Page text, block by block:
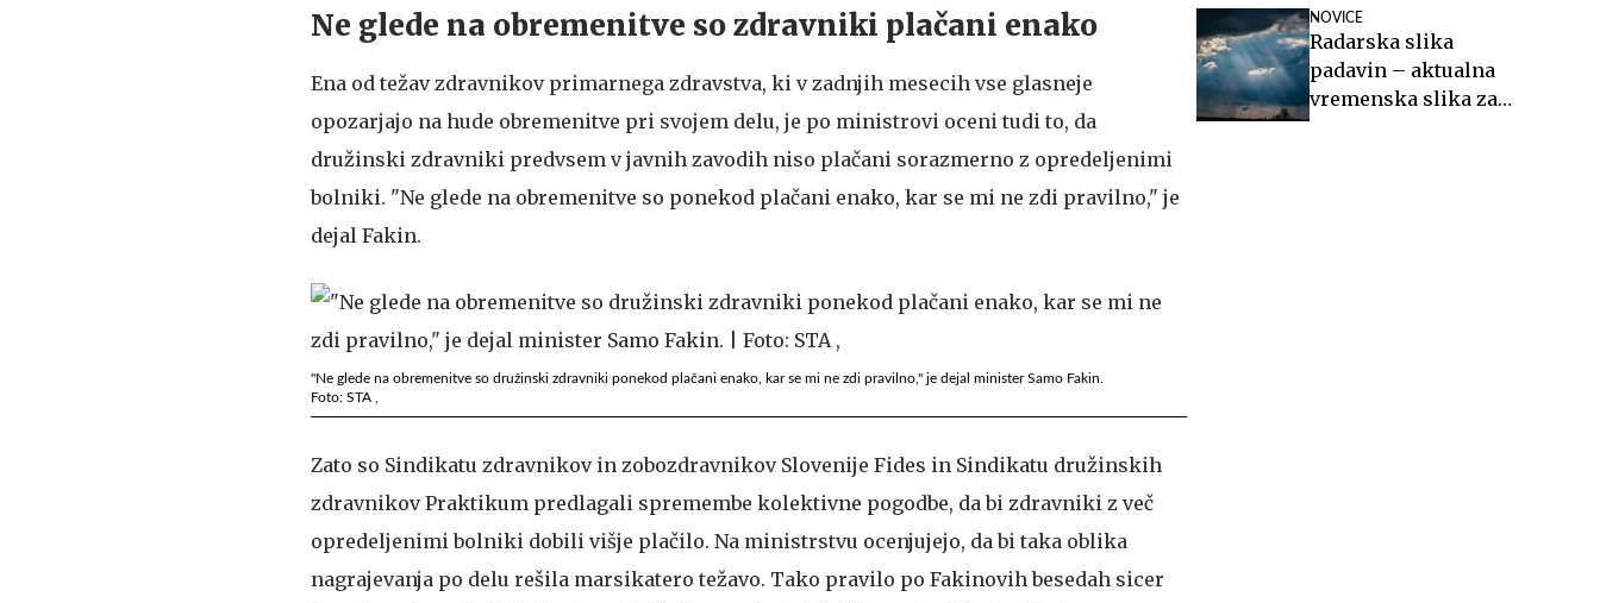
Ne glede na obremenitve so zdravniki plačani enako
Ena od težav zdravnikov primarnega zdravstva, ki v zadnjih mesecih vse glasneje
opozarjajo na hude obremenitve pri svojem delu, je po ministrovi oceni tudi to, da
družinski zdravniki predvsem v javnih zavodih niso plačani sorazmerno z opredeljenimi
bolniki. "Ne glede na obremenitve so ponekod plačani enako, kar se mi ne zdi pravilno," je
dejal Fakin.
"Ne glede na obremenitve so družinski zdravniki ponekod plačani enako, kar se mi ne zdi pravilno," je dejal minister Samo Fakin.
Foto: STA ,
Zato so Sindikatu zdravnikov in zobozdravnikov Slovenije Fides in Sindikatu družinskih
zdravnikov Praktikum predlagali spremembe kolektivne pogodbe, da bi zdravniki z več
opredeljenimi bolniki dobili višje plačilo. Na ministrstvu ocenjujejo, da bi taka oblika
nagrajevanja po delu rešila marsikatero težavo. Tako pravilo po Fakinovih besedah sicer
NOVICE
Radarska slika
padavin – aktualna
vremenska slika za